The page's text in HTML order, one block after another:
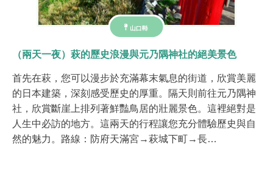
山口縣
（兩天一夜）萩的歷史浪漫與元乃隅神社的絕美景色
首先在萩，您可以漫步於充滿幕末氣息的街道，欣賞美麗
的日本建築，深刻感受歷史的厚重。隔天則前往元乃隅神
社，欣賞斷崖上排列著鮮豔鳥居的壯麗景色。這裡絕對是
人生中必訪的地方。這兩天的行程讓您充分體驗歷史與自
然的魅力。​ ​ 路線：防府天滿宮→萩城下町→長…